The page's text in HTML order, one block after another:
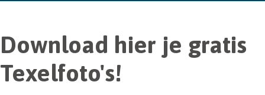
Download hier je gratis
Texelfoto's!